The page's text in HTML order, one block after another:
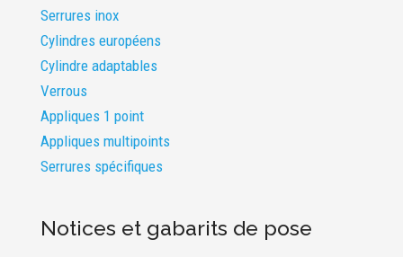
Serrures inox
Cylindres européens
Cylindre adaptables
Verrous
Appliques 1 point
Appliques multipoints
Serrures spécifiques
Notices et gabarits de pose